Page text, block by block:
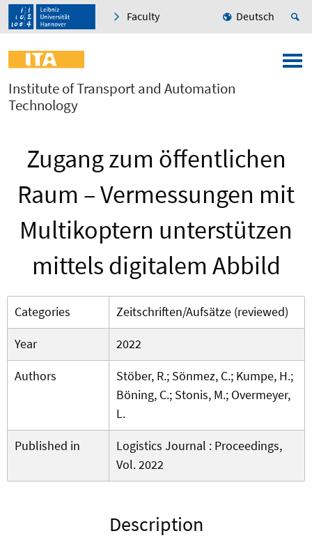
Faculty Deutsch
Institute of Transport and Automation
Technology
Zugang zum öffentlichen
Raum – Vermessungen mit
Multikoptern unterstützen
mittels digitalem Abbild
Categories
Zeitschriften/Aufsätze (reviewed)
Year
2022
Authors
Stöber, R.; Sönmez, C.; Kumpe, H.;
Böning, C.; Stonis, M.; Overmeyer,
L.
Published in
Logistics Journal : Proceedings,
Vol. 2022
Description